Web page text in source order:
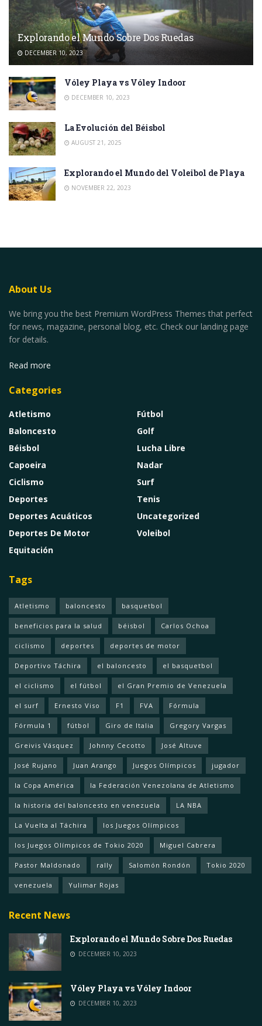
Explorando el Mundo Sobre Dos Ruedas
DECEMBER 10, 2023
Vóley Playa vs Vóley Indoor
DECEMBER 10, 2023
La Evolución del Béisbol
AUGUST 21, 2025
Explorando el Mundo del Voleibol de Playa
NOVEMBER 22, 2023
About Us
We bring you the best Premium WordPress Themes that perfect
for news, magazine, personal blog, etc. Check our landing page
for details.
Read more
Categories
Atletismo
Baloncesto
Béisbol
Capoeira
Ciclismo
Deportes
Deportes Acuáticos
Deportes De Motor
Equitación
Fútbol
Golf
Lucha Libre
Nadar
Surf
Tenis
Uncategorized
Voleibol
Tags
Atletismo baloncesto basquetbol
beneficios para la salud béisbol Carlos Ochoa
ciclismo deportes deportes de motor
Deportivo Táchira el baloncesto el basquetbol
el ciclismo el fútbol el Gran Premio de Venezuela
el surf Ernesto Viso F1 FVA Fórmula
Fórmula 1 fútbol Giro de Italia Gregory Vargas
Greivis Vásquez Johnny Cecotto José Altuve
José Rujano Juan Arango Juegos Olímpicos jugador
la Copa América la Federación Venezolana de Atletismo
la historia del baloncesto en venezuela LA NBA
La Vuelta al Táchira los Juegos Olímpicos
los Juegos Olímpicos de Tokio 2020 Miguel Cabrera
Pastor Maldonado rally Salomón Rondón Tokio 2020
venezuela Yulimar Rojas
Recent News
Explorando el Mundo Sobre Dos Ruedas
DECEMBER 10, 2023
Vóley Playa vs Vóley Indoor
DECEMBER 10, 2023